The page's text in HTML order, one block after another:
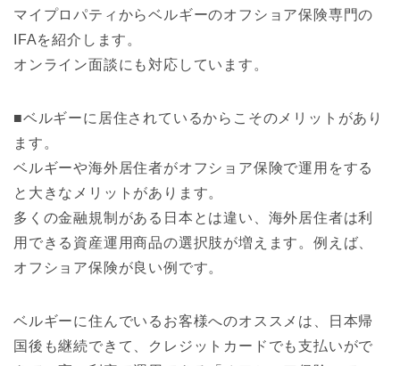
マイプロパティからベルギーのオフショア保険専門の
IFAを紹介します。
オンライン面談にも対応しています。
■ベルギーに居住されているからこそのメリットがあり
ます。
ベルギーや海外居住者がオフショア保険で運用をする
と大きなメリットがあります。
多くの金融規制がある日本とは違い、海外居住者は利
用できる資産運用商品の選択肢が増えます。例えば、
オフショア保険が良い例です。
ベルギーに住んでいるお客様へのオススメは、日本帰
国後も継続できて、クレジットカードでも支払いがで